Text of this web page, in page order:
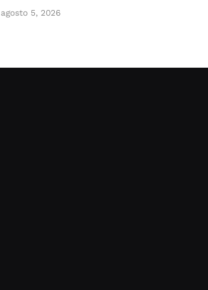
agosto 5, 2026